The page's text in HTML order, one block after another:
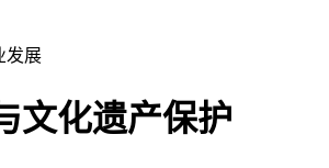
发展
文化遗产保护